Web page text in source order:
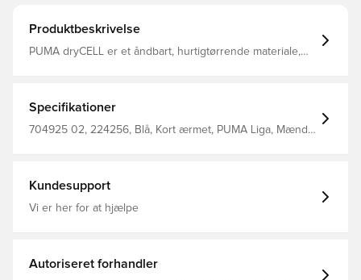
Produktbeskrivelse
PUMA dryCELL er et åndbart, hurtigtørrende materiale,
fit Fremstillet i 100% genanvendt polyester
Specifikationer
704925 02, 224256, Blå, Kort ærmet, PUMA Liga, Mænd,
Kundesupport
Vi er her for at hjælpe
Autoriseret forhandler